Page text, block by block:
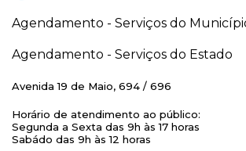
Agendamento - Serviços do
Agendamento - Serviços do Estado
Avenida 19 de Maio, 694 / 696
Horário de atendimento ao público:
Segunda a Sexta das 9h às 17 horas
Sabádo das 9h às 12 horas